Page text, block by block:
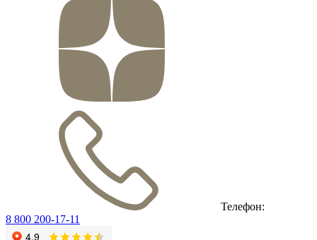
Телефон:
8 800 200-17-11